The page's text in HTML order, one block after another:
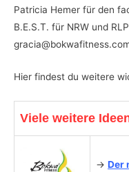
Patricia Hemer für den
B.E.S.T. für NRW und
Hier findest du weitere
Viele weitere
→ Der